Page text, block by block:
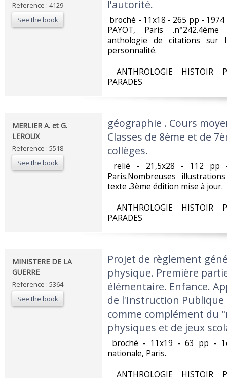
Reference : 4129
See the book
l'autorité.‎
broché - 11x18 - 265 pp -
PAYOT, Paris
anthologie de citations
personnalité.‎
ANTHROLOGIE HISTOIR
PARADES‎
‎MERLIER A. et G.
LEROUX‎
Reference : 5518
See the book
‎géographie . Cours
Classes de 8ème et de
collèges.‎
relié - 21,5x28 - 112 pp
Paris.Nombreuses
texte .3ème édition mise à jour.‎
ANTHROLOGIE HISTOIR
PARADES‎
‎MINISTERE DE LA
GUERRE‎
Reference : 5364
See the book
‎Projet de règlement
physique. Première
élémentaire. Enfance.
de l'Instruction Publique
comme complément du
physiques et de jeux
broché - 11x19 - 63 pp -
nationale, Paris.‎
ANTHROLOGIE HISTOIR